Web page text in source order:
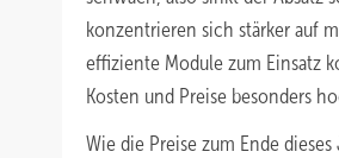
konzentrieren sich stärker auf
effiziente Module zum Einsatz
Kosten und Preise besonders
Wie die Preise zum Ende